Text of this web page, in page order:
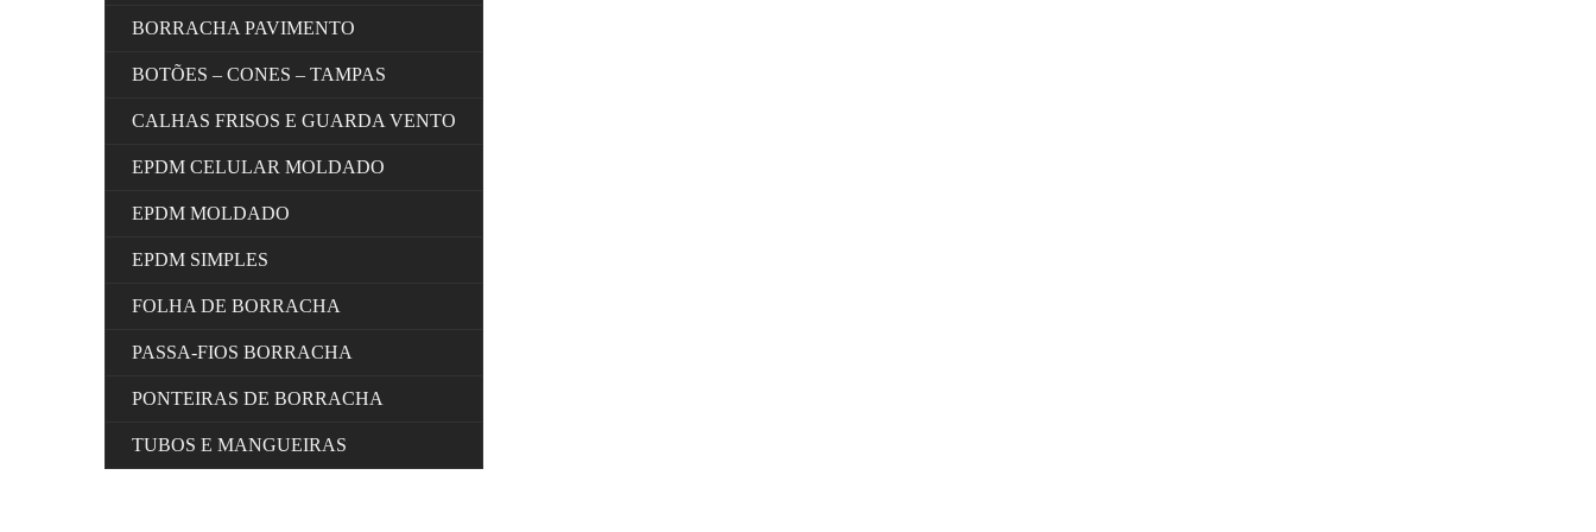
BORRACHA PAVIMENTO
BOTÕES – CONES – TAMPAS
CALHAS FRISOS E GUARDA VENTO
EPDM CELULAR MOLDADO
EPDM MOLDADO
EPDM SIMPLES
FOLHA DE BORRACHA
PASSA-FIOS BORRACHA
PONTEIRAS DE BORRACHA
TUBOS E MANGUEIRAS